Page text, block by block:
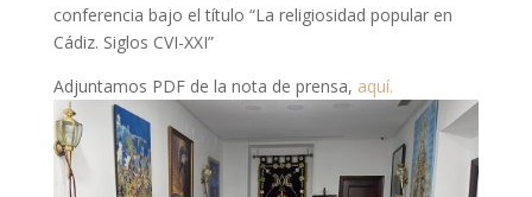
conferencia bajo el título “La religiosidad popular en
Cádiz. Siglos CVI-XXI”
Adjuntamos PDF de la nota de prensa, aquí.